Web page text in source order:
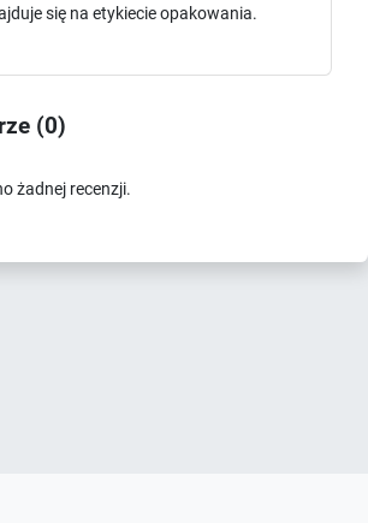
się na etykiecie opakowania.
(0)
żadnej recenzji.